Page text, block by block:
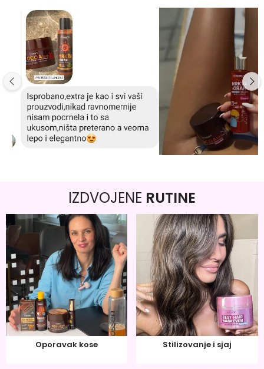
IZDVOJENE RUTINE
Oporavak kose Stilizovanje i sjaj